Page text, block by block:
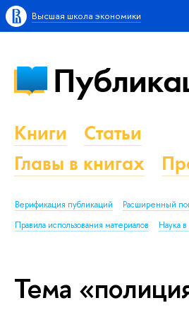
Высшая школа экономики
Книги
Статьи
Главы в книгах
Верификация публикаций
Расширенный
Правила использования материалов
Наука
Тема